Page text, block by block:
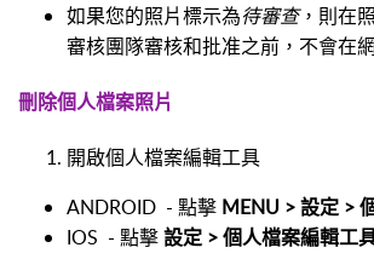
如果您的照片標示為待審查，則在
審核團隊審核和批准之前，不會在
刪除個人檔案照片
開啟個人檔案編輯工具
ANDROID - 點擊 MENU > 設定 >
IOS - 點擊設定 > 個人檔案編輯工